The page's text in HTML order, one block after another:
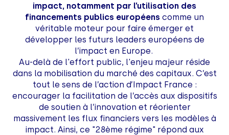
impact, notamment par l’utilisation des
financements publics européens comme un
véritable moteur pour faire émerger et
développer les futurs leaders européens de
l’impact en Europe.
Au-delà de l'effort public, l'enjeu majeur réside
dans la mobilisation du marché des capitaux. C’est
tout le sens de l’action d’Impact France :
encourager la facilitation de l’accès aux dispositifs
de soutien à l’innovation et réorienter
massivement les flux financiers vers les modèles à
impact. Ainsi, ce "28ème régime" répond aux